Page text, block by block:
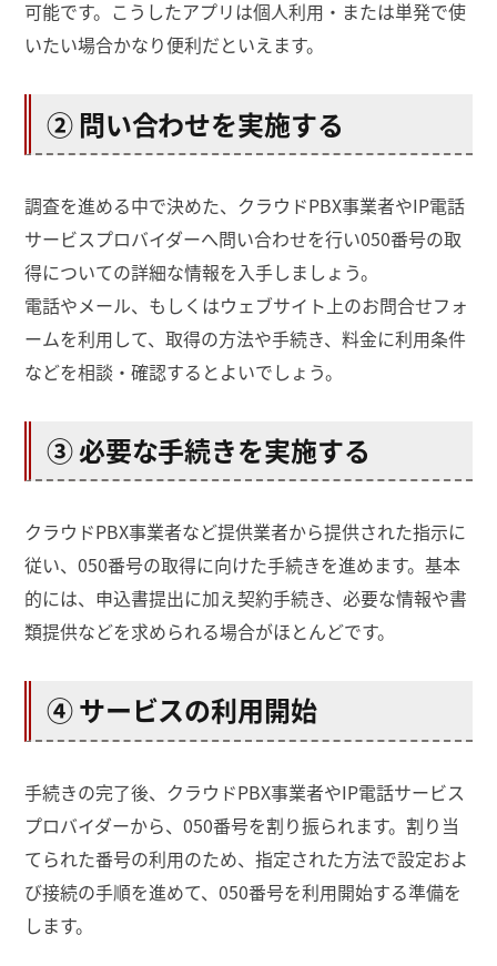
可能です。こうしたアプリは個人利用・または単発で使
いたい場合かなり便利だといえます。
② 問い合わせを実施する
調査を進める中で決めた、クラウドPBX事業者やIP電話
サービスプロバイダーへ問い合わせを行い050番号の取
得についての詳細な情報を入手しましょう。
電話やメール、もしくはウェブサイト上のお問合せフォ
ームを利用して、取得の方法や手続き、料金に利用条件
などを相談・確認するとよいでしょう。
③ 必要な手続きを実施する
クラウドPBX事業者など提供業者から提供された指示に
従い、050番号の取得に向けた手続きを進めます。基本
的には、申込書提出に加え契約手続き、必要な情報や書
類提供などを求められる場合がほとんどです。
④ サービスの利用開始
手続きの完了後、クラウドPBX事業者やIP電話サービス
プロバイダーから、050番号を割り振られます。割り当
てられた番号の利用のため、指定された方法で設定およ
び接続の手順を進めて、050番号を利用開始する準備を
します。